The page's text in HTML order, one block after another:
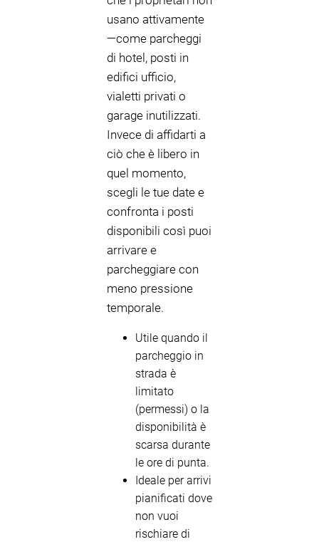
usano attivamente
—come parcheggi
di hotel, posti in
edifici ufficio,
vialetti privati o
garage inutilizzati.
Invece di affidarti a
ciò che è libero in
quel momento,
scegli le tue date e
confronta i posti
disponibili così puoi
arrivare e
parcheggiare con
meno pressione
temporale.
Utile quando il
parcheggio in
strada è
limitato
(permessi) o la
disponibilità è
scarsa durante
le ore di punta.
Ideale per arrivi
pianificati dove
non vuoi
rischiare di